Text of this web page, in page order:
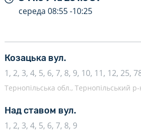
середа 08:55 -10:25
Козацька вул.
1, 2, 3, 4, 5, 6, 7, 8, 9, 10, 11, 12, 25,
Тернопільська обл., Тернопільський
Над ставом вул.
1, 2, 3, 4, 5, 6, 7, 8, 9